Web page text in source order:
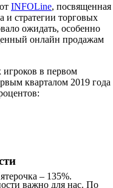
INFOLine, посвященная
и стратегии торговых
ожидать, особенно
онлайн продажам
игроков в первом
кварталом 2019 года
– 135%.
важно для нас. По